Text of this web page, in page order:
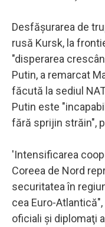
Desfăşurarea de
rusă Kursk, la
"disperarea
Putin, a remarcat
făcută la sediul
Putin este
fără sprijin străin",
'Intensificarea
Coreea de Nord
securitatea în
cea Euro-
oficiali şi diplomaţi